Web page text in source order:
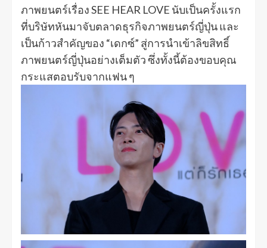
ภาพยนตร์เรื่อง SEE HEAR LOVE นับเป็นครั้งแรก
ที่บริษัทหันมาจับตลาดธุรกิจภาพยนตร์ญี่ปุ่น และ
เป็นก้าวสำคัญของ “เดกซ์” สู่การนำเข้าลิขสิทธิ์
ภาพยนตร์ญี่ปุ่นอย่างเต็มตัว ซึ่งทั้งนี้ต้องขอบคุณ
กระแสตอบรับจากแฟน ๆ